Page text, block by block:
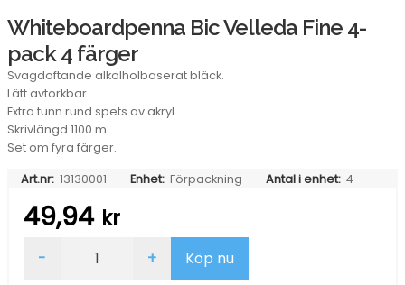
Whiteboardpenna Bic Velleda Fine 4-
pack 4 färger
Svagdoftande alkolholbaserat bläck.
Lätt avtorkbar.
Extra tunn rund spets av akryl.
Skrivlängd 1100 m.
Set om fyra färger.
Art.nr: 13130001 Enhet: Förpackning Antal i enhet: 4
49,94 kr
Bic- + Köp nu